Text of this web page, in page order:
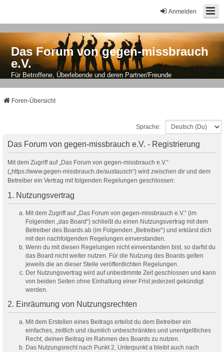
Anmelden
Das Forum von gegen-missbrauch
e.V.
Für Betroffene, Überlebende und deren Partner/Freunde
Foren-Übersicht
Sprache:
Das Forum von gegen-missbrauch e.V. - Registrierung
Mit dem Zugriff auf „Das Forum von gegen-missbrauch e.V.“
(„https://www.gegen-missbrauch.de/austausch“) wird zwischen dir und dem
Betreiber ein Vertrag mit folgenden Regelungen geschlossen:
1. Nutzungsvertrag
Mit dem Zugriff auf „Das Forum von gegen-missbrauch e.V.“ (im
Folgenden „das Board“) schließt du einen Nutzungsvertrag mit dem
Betreiber des Boards ab (im Folgenden „Betreiber“) und erklärst dich
mit den nachfolgenden Regelungen einverstanden.
Wenn du mit diesen Regelungen nicht einverstanden bist, so darfst du
das Board nicht weiter nutzen. Für die Nutzung des Boards gelten
jeweils die an dieser Stelle veröffentlichten Regelungen.
Der Nutzungsvertrag wird auf unbestimmte Zeit geschlossen und kann
von beiden Seiten ohne Einhaltung einer Frist jederzeit gekündigt
werden.
2. Einräumung von Nutzungsrechten
Mit dem Erstellen eines Beitrags erteilst du dem Betreiber ein
einfaches, zeitlich und räumlich unbeschränktes und unentgeltliches
Recht, deinen Beitrag im Rahmen des Boards zu nutzen.
Das Nutzungsrecht nach Punkt 2, Unterpunkt a bleibt auch nach